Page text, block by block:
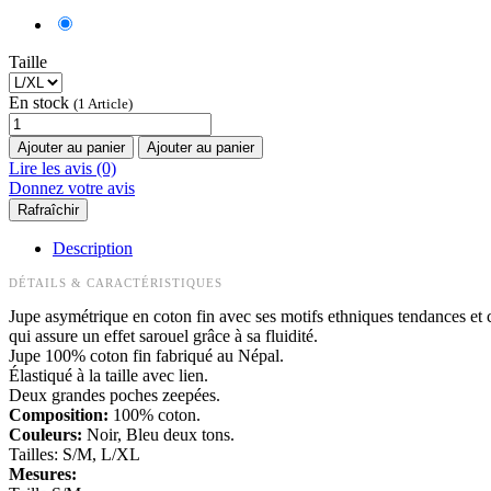
Taille
En stock (1 Article)
Ajouter au panier Ajouter au panier
Lire les avis (0)
Donnez votre avis
Description
DÉTAILS & CARACTÉRISTIQUES
Jupe asymétrique en coton fin avec ses motifs ethniques tendances et
qui assure un effet sarouel grâce à sa fluidité.
Jupe 100% coton fin fabriqué au Népal.
Élastiqué à la taille avec lien.
Deux grandes poches zeepées.
Composition: 100% coton.
Couleurs: Noir, Bleu deux tons.
Tailles: S/M, L/XL
Mesures: